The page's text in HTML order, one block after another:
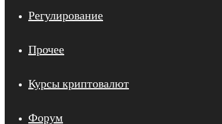
Регулирование
Прочее
Курсы криптовалют
Форум